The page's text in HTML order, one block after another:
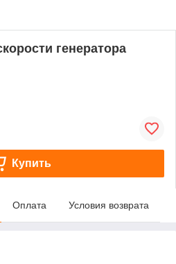
генератора
Купить
Оплата Условия возврата